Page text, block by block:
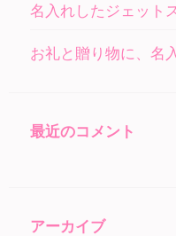
名入れしたジェット
お礼と贈り物に、名
最近のコメント
アーカイブ